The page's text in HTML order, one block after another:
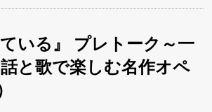
ている』 プレトーク～一
と歌で楽しむ名作オペ